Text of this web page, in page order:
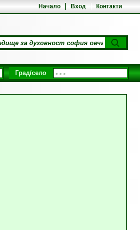
Начало Вход Контакти
Град/село